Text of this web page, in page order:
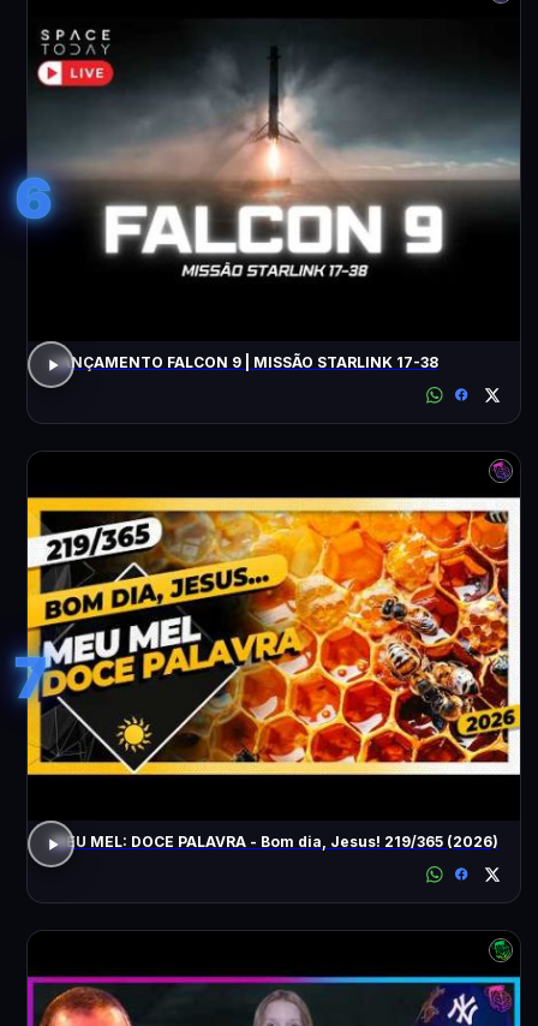
6
LANÇAMENTO FALCON 9 | MISSÃO STARLINK 17-38
7
MEU MEL: DOCE PALAVRA - Bom dia, Jesus! 219/365 (2026)